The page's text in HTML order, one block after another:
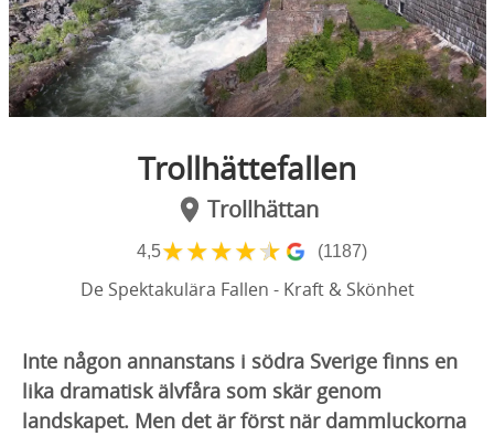
Trollhättefallen
Trollhättan
4,5★★★★★ (1187)
De Spektakulära Fallen - Kraft & Skönhet
Inte någon annanstans i södra Sverige finns en
lika dramatisk älvfåra som skär genom
landskapet. Men det är först när dammluckorna